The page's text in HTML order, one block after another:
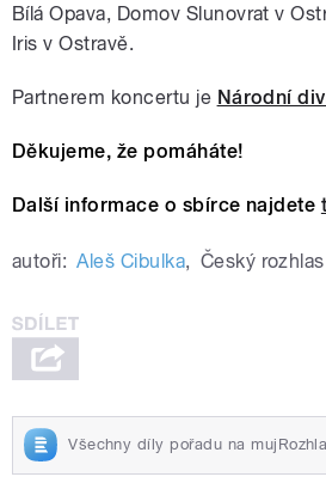
Bílá Opava, Domov Slunovrat v
Iris v Ostravě.
Partnerem koncertu je Národní
Děkujeme, že pomáháte!
Další informace o sbírce najdete
autoři: Aleš Cibulka, Český
Všechny díly pořadu na